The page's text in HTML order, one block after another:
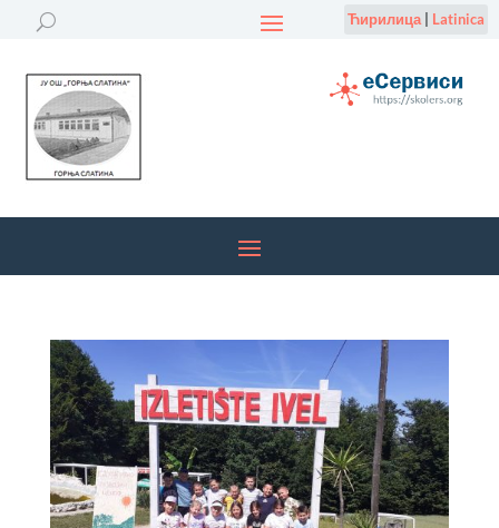
Ћирилица| Latinica